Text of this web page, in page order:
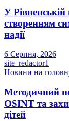
У
створенням
надії
6 Серпня, 2026
site_redactor1
Новини на
Методичний
OSINT та
дітей